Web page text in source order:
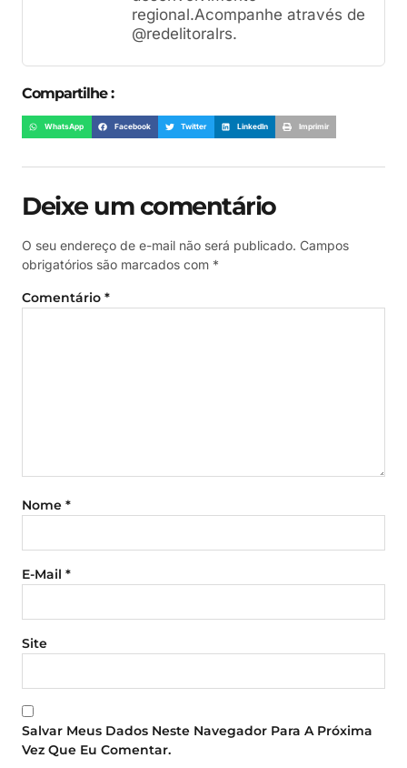
regional.Acompanhe através de
@redelitoralrs.
Compartilhe :
WhatsApp Facebook Twitter LinkedIn Imprimir
Deixe um comentário
O seu endereço de e-mail não será publicado. Campos
obrigatórios são marcados com *
Comentário *
Nome *
E-Mail *
Site
Salvar Meus Dados Neste Navegador Para A Próxima
Vez Que Eu Comentar.